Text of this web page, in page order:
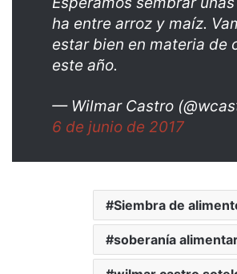
ha entre arroz y maíz.
estar bien en materia de
este año.
— Wilmar Castro
6 de junio de 2017
Siembra de
soberanía